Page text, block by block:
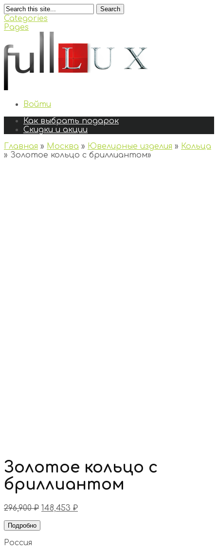
Search
Categories
Pages
Войти
Как выбрать подарок
Скидки и акции
Главная » Москва » Ювелирные изделия » Кольца
» Золотое кольцо с бриллиантом»
Золотое кольцо с
бриллиантом
296,900₽ 148,453 ₽
Подробно
Россия